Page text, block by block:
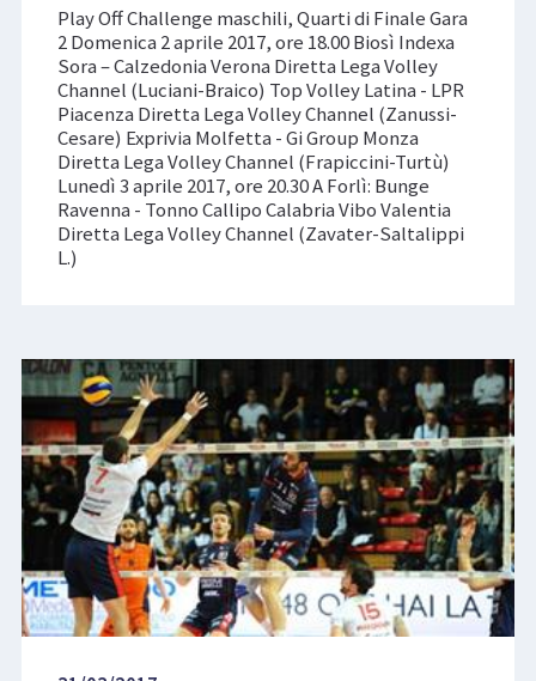
Play Off Challenge maschili, Quarti di Finale Gara
2 Domenica 2 aprile 2017, ore 18.00 Biosì Indexa
Sora – Calzedonia Verona Diretta Lega Volley
Channel (Luciani-Braico) Top Volley Latina - LPR
Piacenza Diretta Lega Volley Channel (Zanussi-
Cesare) Exprivia Molfetta - Gi Group Monza
Diretta Lega Volley Channel (Frapiccini-Turtù)
Lunedì 3 aprile 2017, ore 20.30 A Forlì: Bunge
Ravenna - Tonno Callipo Calabria Vibo Valentia
Diretta Lega Volley Channel (Zavater-Saltalippi
L.)